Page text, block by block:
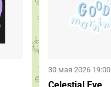
30 мая 2026 19:00